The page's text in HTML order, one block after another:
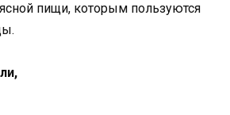
пищи, которым пользуются